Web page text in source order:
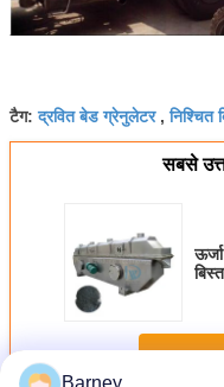
टैग:द्रवित बेड ग्रेनुलेटर,निश्चित
सबसे
Barney